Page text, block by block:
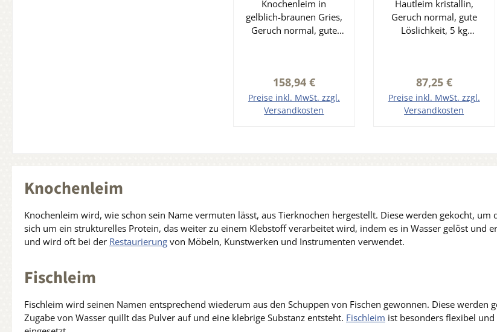
Knochenleim in
gelblich-braunen Gries,
Geruch normal, gute
20 Bloomgram
Viskosität 45 +/- 10
mPas PH 6,0-7,5 Asche
Regulärer Preis:
158,94 €
Preise inkl. MwSt. zzgl.
Versandkosten
Hautleim kristallin,
Geruch normal, gute
Löslichkeit, 5 kg
Gallertfestigkeit: 295 -
355 Bloomgramm
Durchschnittliche
Auslieferung: ∼ 10 - 15
% Fettgehalt: max. 1,6
% Untersucht nach DIN
Regulärer Preis:
87,25 €
Preise inkl. MwSt. zzgl.
Versandkosten
Knochenleim
Knochenleim wird, wie schon sein Name vermuten lässt, aus Tierknochen hergestellt. Diese werden gekocht,
sich um ein strukturelles Protein, das weiter zu einem Klebstoff verarbeitet wird, indem es in Wasser gelöst und
und wird oft bei der Restaurierung von Möbeln, Kunstwerken und Instrumenten verwendet.
Fischleim
Fischleim wird seinen Namen entsprechend wiederum aus den Schuppen von Fischen gewonnen. Diese
Zugabe von Wasser quillt das Pulver auf und eine klebrige Substanz entsteht. Fischleim ist besonders flexibel